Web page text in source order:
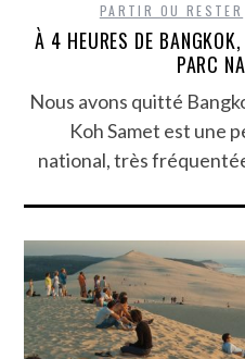
PARTIR OU RESTER
À 4 HEURES DE
PARC
Nous avons quitté
Koh Samet est une
national, très